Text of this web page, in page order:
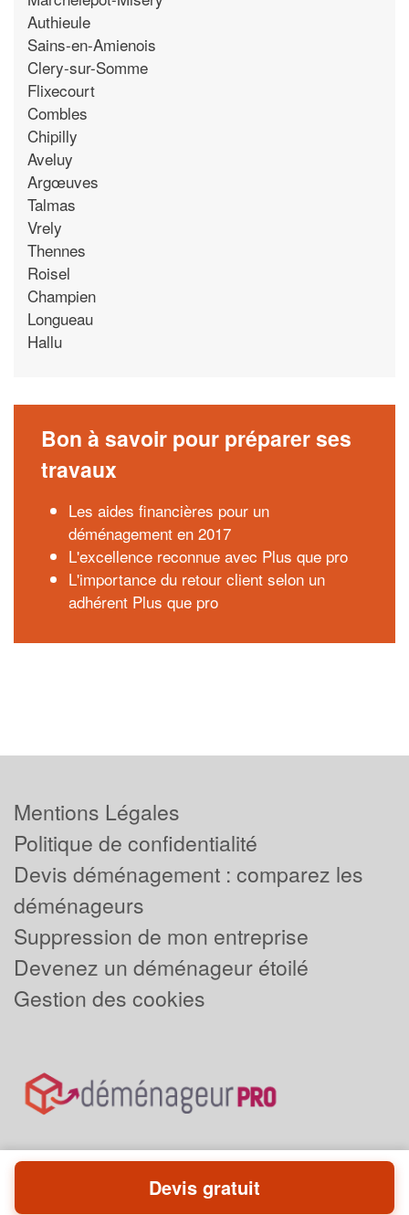
Authieule
Sains-en-Amienois
Clery-sur-Somme
Flixecourt
Combles
Chipilly
Aveluy
Argœuves
Talmas
Vrely
Thennes
Roisel
Champien
Longueau
Hallu
Bon à savoir pour préparer ses
travaux
Les aides financières pour un
déménagement en 2017
L'excellence reconnue avec Plus que pro
L'importance du retour client selon un
adhérent Plus que pro
Mentions Légales
Politique de confidentialité
Devis déménagement : comparez les
déménageurs
Suppression de mon entreprise
Devenez un déménageur étoilé
Gestion des cookies
Powered byPlus que pro
Devis gratuit